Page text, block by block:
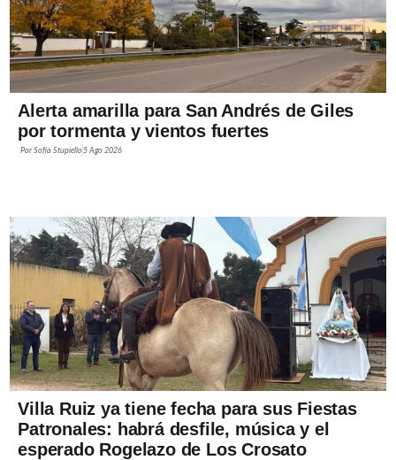
Alerta amarilla para San Andrés de Giles
por tormenta y vientos fuertes
PorSofía Stupiello5 Ago 2026
Villa Ruiz ya tiene fecha para sus Fiestas
Patronales: habrá desfile, música y el
esperado Rogelazo de Los Crosato